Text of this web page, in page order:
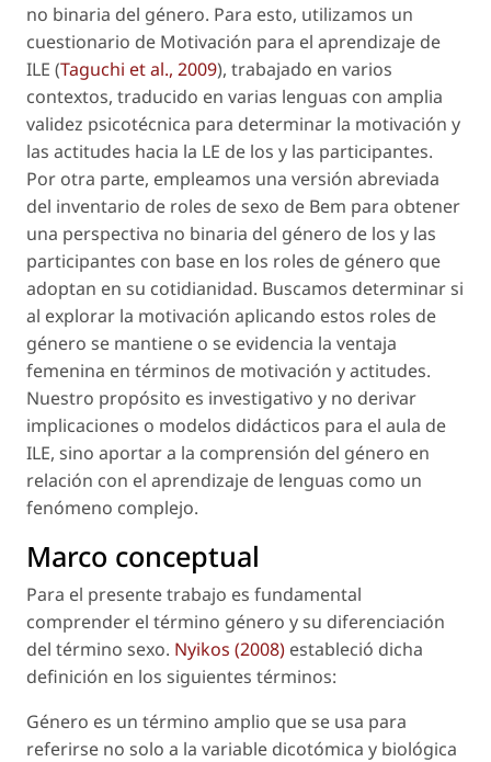
no binaria del género. Para esto, utilizamos un
cuestionario de Motivación para el aprendizaje de
ILE (Taguchi et al., 2009), trabajado en varios
contextos, traducido en varias lenguas con amplia
validez psicotécnica para determinar la motivación y
las actitudes hacia la LE de los y las participantes.
Por otra parte, empleamos una versión abreviada
del inventario de roles de sexo de Bem para obtener
una perspectiva no binaria del género de los y las
participantes con base en los roles de género que
adoptan en su cotidianidad. Buscamos determinar si
al explorar la motivación aplicando estos roles de
género se mantiene o se evidencia la ventaja
femenina en términos de motivación y actitudes.
Nuestro propósito es investigativo y no derivar
implicaciones o modelos didácticos para el aula de
ILE, sino aportar a la comprensión del género en
relación con el aprendizaje de lenguas como un
fenómeno complejo.
Marco conceptual
Para el presente trabajo es fundamental
comprender el término género y su diferenciación
del término sexo. Nyikos (2008) estableció dicha
definición en los siguientes términos:
Género es un término amplio que se usa para
referirse no solo a la variable dicotómica y biológica